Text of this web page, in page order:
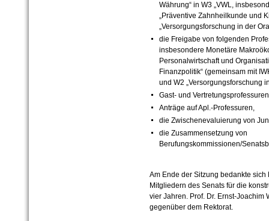
Währung“ in W3 „VWL,
„Präventive Zahnheilkunde und
„Versorgungsforschung in der
die Freigabe von folgenden
insbesondere Monetäre
Personalwirtschaft und
Finanzpolitik“ (gemeinsam mit
und W2 „Versorgungsforschung
Gast- und
Anträge auf Apl.-Professuren,
die Zwischenevaluierung von
die Zusammensetzung von
Berufungskommissionen/
Am Ende der Sitzung bedankte
Mitgliedern des Senats für die
vier Jahren. Prof. Dr. Ernst-Joachim
gegenüber dem Rektorat.